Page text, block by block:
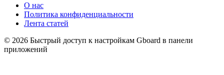
О нас
Политика конфиденциальности
Лента статей
© 2026 Быстрый доступ к настройкам Gboard в панели
приложений